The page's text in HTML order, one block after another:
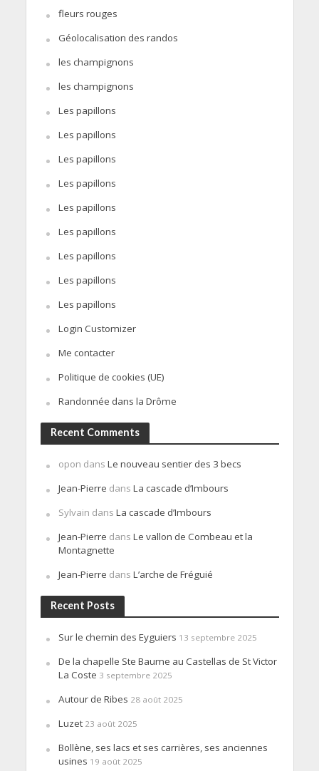
fleurs rouges
Géolocalisation des randos
les champignons
les champignons
Les papillons
Les papillons
Les papillons
Les papillons
Les papillons
Les papillons
Les papillons
Les papillons
Les papillons
Login Customizer
Me contacter
Politique de cookies (UE)
Randonnée dans la Drôme
Recent Comments
opon dans Le nouveau sentier des 3 becs
Jean-Pierre dans La cascade d’Imbours
Sylvain dans La cascade d’Imbours
Jean-Pierre dans Le vallon de Combeau et la
Montagnette
Jean-Pierre dans L’arche de Fréguié
Recent Posts
Sur le chemin des Eyguiers 13 septembre 2025
De la chapelle Ste Baume au Castellas de St Victor
La Coste 3 septembre 2025
Autour de Ribes 28 août 2025
Luzet 23 août 2025
Bollène, ses lacs et ses carrières, ses anciennes
usines 19 août 2025